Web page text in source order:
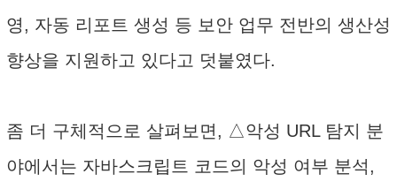
영, 자동 리포트 생성 등 보안 업무 전반의 생산성
향상을 지원하고 있다고 덧붙였다.
좀 더 구체적으로 살펴보면, △악성 URL 탐지 분
야에서는 자바스크립트 코드의 악성 여부 분석,